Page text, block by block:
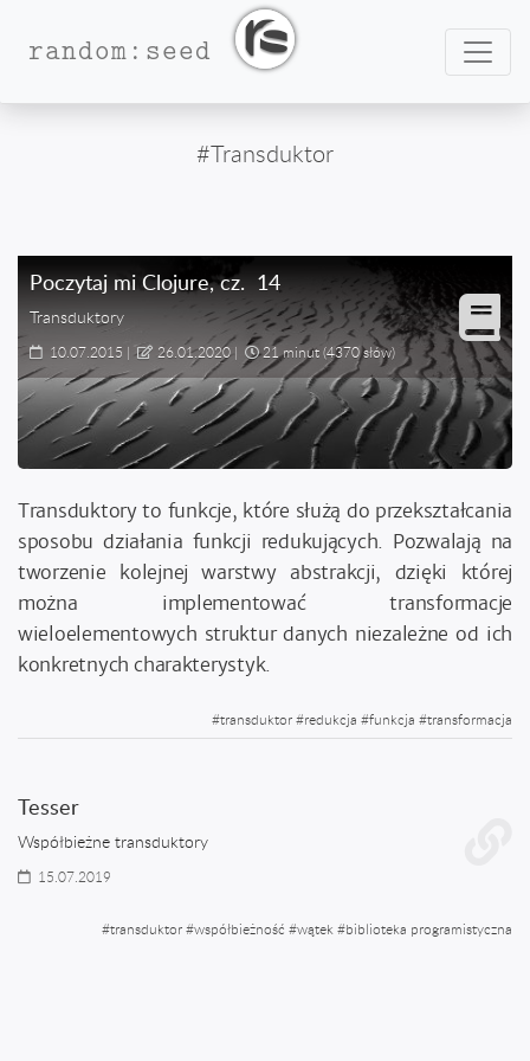
random:seed
#Transduktor
Poczytaj mi Clojure, cz.14
Transduktory
10.07.2015 | 26.01.2020 | 21 minut(4370 słów)
Transduktory to funkcje, które służą do przekształcania
sposobu działania funkcji redukujących. Pozwalają na
tworzenie kolejnej warstwy abstrakcji, dzięki której
można implementować transformacje
wieloelementowych struktur danych niezależne od ich
konkretnych charakterystyk.
#transduktor#redukcja #funkcja #transformacja
Tesser
Współbieżne transduktory
15.07.2019
#transduktor#współbieżność #wątek #biblioteka programistyczna